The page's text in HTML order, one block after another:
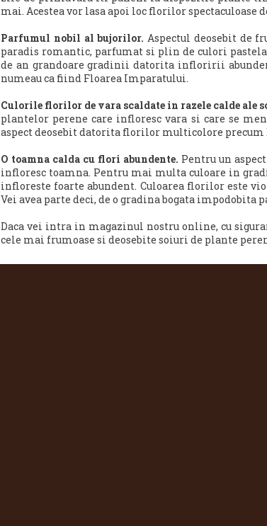
mai. Acestea vor lasa apoi loc florilor spectaculoase
Parfumul nobil al bujorilor. Aspectul deosebit de
paradis romantic, parfumat si plin de culori
de an grandoare gradinii datorita infloririi
numeau ca fiind Floarea Imparatului.
Culorile florilor de vara scaldate in razele calde ale
plantelor perene care infloresc vara si care se
aspect deosebit datorita florilor multicolore precum
O toamna calda cu flori abundente. Pentru un
infloresc toamna. Pentru mai multa culoare in
infloreste foarte abundent. Culoarea florilor este
Vei avea parte deci, de o gradina bogata
Daca vei intra in magazinul nostru online, cu
cele mai frumoase si deosebite soiuri de plante